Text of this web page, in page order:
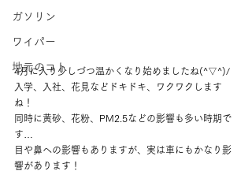
ガソリン
ワイパー
地元のコト
4月に入り少しづつ温かくなり始めましたね(^▽^)/
入学、入社、花見などドキドキ、ワクワクします
ね！
同時に黄砂、花粉、PM2.5などの影響も多い時期で
す…
目や鼻への影響もありますが、実は車にもかなり影
響があります！